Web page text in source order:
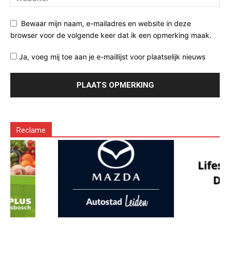
Bewaar mijn naam, e-mailadres en website in deze
browser voor de volgende keer dat ik een opmerking maak.
Ja, voeg mij toe aan je e-maillijst voor plaatselijk nieuws
Reclame